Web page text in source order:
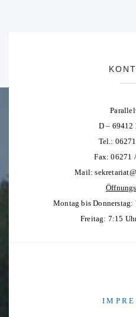
D – 69412
Tel.:
Fax: 06271
Mail:
Montag bis
Freitag: 7:15
I M P R E